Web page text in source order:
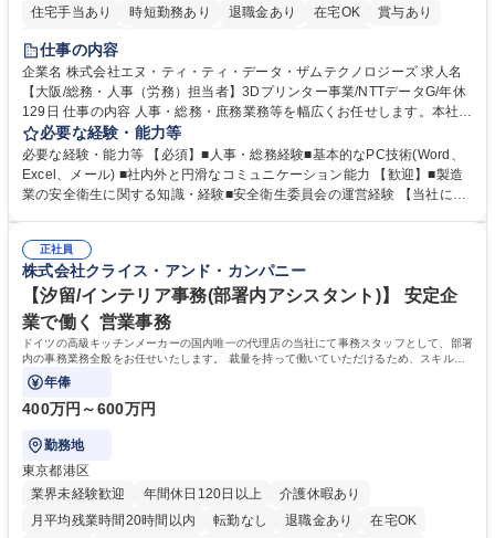
住宅手当あり
時短勤務あり 退職金あり 在宅OK
賞与あり
完全週休2日制
仕事の内容
企業名 株式会社エヌ・ティ・ティ・データ・ザムテクノロジーズ 求人名
【大阪/総務・人事（労務）担当者】3Dプリンター事業/NTTデータG/年休
129日 仕事の内容 人事・総務・庶務業務等を幅広くお任せします。本社コ
ーポレート部門と連携しながら、決められた業務だけではなく、社員や現
場を支えるバックオフィス担当として状況に応じて柔軟に対応いただくこ
とを期待します。 【詳細】■入退社手続き、社員情報管理■入社時オリエ
ンテーションの実施■勤怠・各種申請内容の確認■採用業務のサポート■来
生に関する業務等■健康診断、産業医面談、休職・復職手続き等の労務サ
ポート■社内ルールの運用・各種社内案内■その他、拠点運営に関わる管理
部門業務 募集職種 【大阪/総務・人事（労務）担当者】3Dプリンター事
業/NTTデータG/年休129日
必要な経験・能力等
必要な経験・能力等 【必須】■人事・総務経験■基本的なPC技術(Word、
Excel、メール) ■社内外と円滑なコミュニケーション能力 【歓迎】■製造
業の安全衛生に関する知識・経験■安全衛生委員会の運営経験 【当社につ
アが磨けます。 ◎NTTデータグループであり福利厚生は充実しているとと
もに、働き方改革も推進しています。 学歴・資格 学歴：大学院 大学 高専
短大 専修学校 語学力： 資格：
正社員
株式会社クライス・アンド・カンパニー
【汐留/インテリア事務(部署内アシスタント)】 安定企
業で働く 営業事務
ドイツの高級キッチンメーカーの国内唯一の代理店の当社にて事務スタッフとして、部署
内の事務業務全般をお任せいたします。 裁量を持って働いていただけるため、スキルア
ップも可能です。
年俸
400万円～600万円
勤務地
東京都港区
業界未経験歓迎
年間休日120日以上
介護休暇あり
月平均残業時間20時間以内
転勤なし 退職金あり
在宅OK